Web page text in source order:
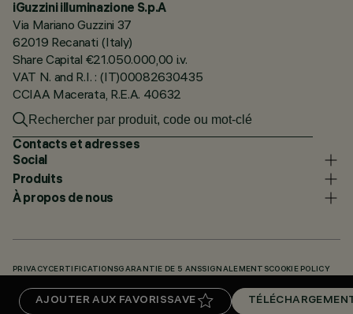
AJOUTER AUX FAVORISSAVE
iGuzzini illuminazione S.p.A
Via Mariano Guzzini 37
62019 Recanati (Italy)
Share Capital €21.050.000,00 i.v.
VAT N. and R.I. : (IT)00082630435
CCIAA Macerata, R.E.A. 40632
Contacts et adresses
Social
Produits
À propos de nous
PRIVACY CERTIFICATIONSGARANTIE DE 5 ANSSIGNALEMENTSCOOKIE POLICY
TÉLÉCHARGEMENTS